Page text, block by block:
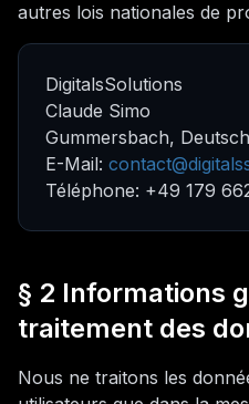
autres lois nationales de
DigitalsSolutions
Claude Simo
Gummersbach,
E-Mail:
Téléphone: +49 179
§ 2 Informations
traitement des
Nous ne traitons les